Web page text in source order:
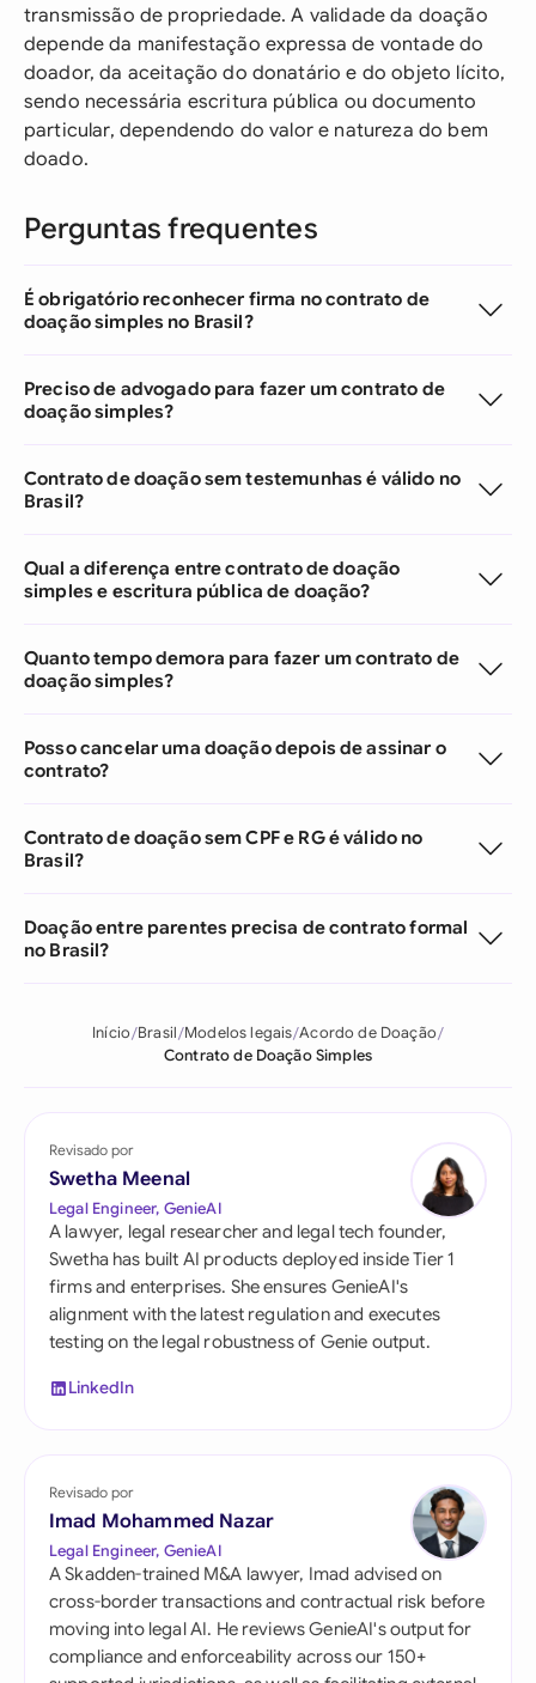
transmissão de propriedade. A validade da doação
depende da manifestação expressa de vontade do
doador, da aceitação do donatário e do objeto lícito,
sendo necessária escritura pública ou documento
particular, dependendo do valor e natureza do bem
doado.
Perguntas frequentes
É obrigatório reconhecer firma no contrato de
doação simples no Brasil?
Preciso de advogado para fazer um contrato de
doação simples?
Contrato de doação sem testemunhas é válido no
Brasil?
Qual a diferença entre contrato de doação
simples e escritura pública de doação?
Quanto tempo demora para fazer um contrato de
doação simples?
Posso cancelar uma doação depois de assinar o
contrato?
Contrato de doação sem CPF e RG é válido no
Brasil?
Doação entre parentes precisa de contrato formal
no Brasil?
Início Brasil Modelos legais Acordo de Doação
Contrato de Doação Simples
Revisado por
Swetha Meenal
Legal Engineer, GenieAI
A lawyer, legal researcher and legal tech founder,
Swetha has built AI products deployed inside Tier 1
firms and enterprises. She ensures GenieAI's
alignment with the latest regulation and executes
testing on the legal robustness of Genie output.
LinkedIn
Revisado por
Imad Mohammed Nazar
Legal Engineer, GenieAI
A Skadden-trained M&A lawyer, Imad advised on
cross-border transactions and contractual risk before
moving into legal AI. He reviews GenieAI's output for
compliance and enforceability across our 150+